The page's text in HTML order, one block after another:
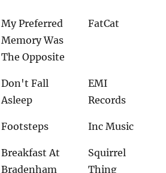
My Preferred
Memory Was
The Opposite
FatCat
Don't Fall
Asleep
EMI
Records
Footsteps Inc Music
Breakfast At
Bradenham
Squirrel
Thing